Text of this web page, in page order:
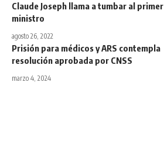
Claude Joseph llama a tumbar al primer
ministro
agosto 26, 2022
Prisión para médicos y ARS contempla
resolución aprobada por CNSS
marzo 4, 2024